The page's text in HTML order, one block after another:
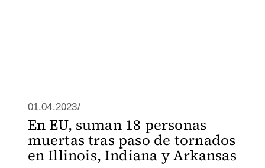
01.04.2023/
En EU, suman 18 personas
muertas tras paso de tornados
en Illinois, Indiana y Arkansas